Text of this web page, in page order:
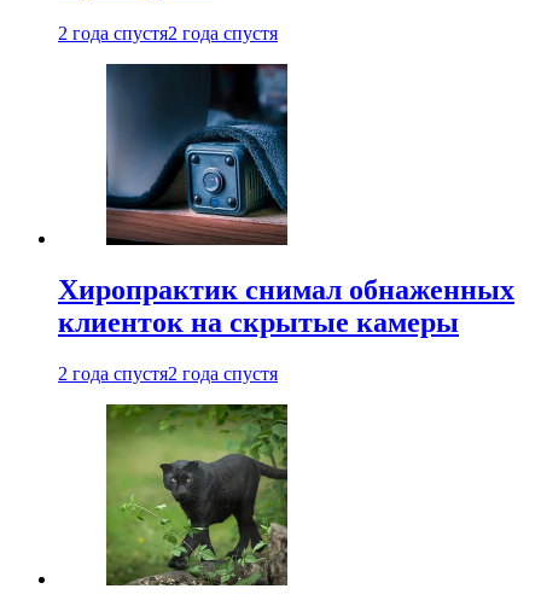
2 года спустя2 года спустя
Хиропрактик снимал обнаженных
клиенток на скрытые камеры
2 года спустя2 года спустя